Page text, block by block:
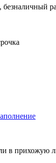
в прихожую